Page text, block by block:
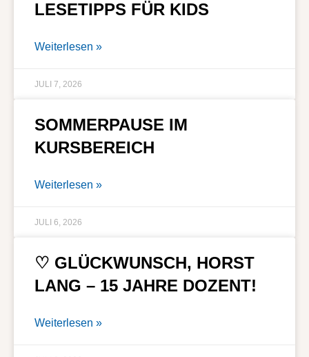
LESETIPPS FÜR KIDS
Weiterlesen »
JULI 7, 2026
SOMMERPAUSE IM
KURSBEREICH
Weiterlesen »
JULI 6, 2026
♡ GLÜCKWUNSCH, HORST
LANG – 15 JAHRE DOZENT!
Weiterlesen »